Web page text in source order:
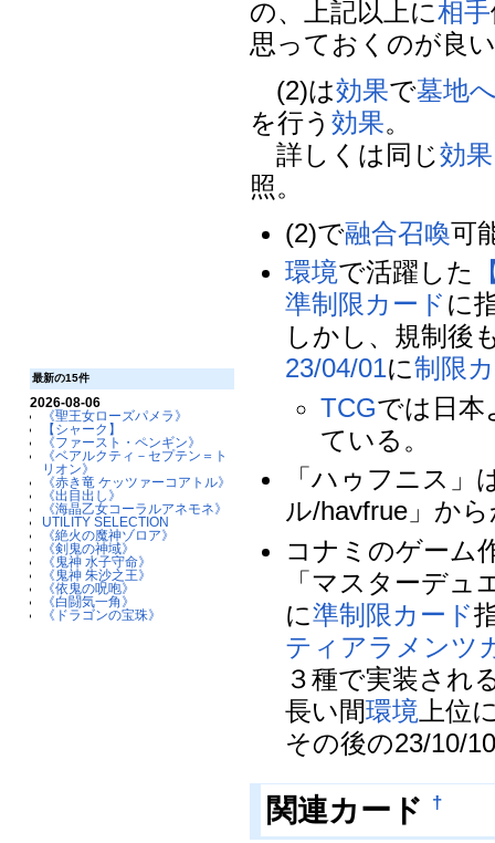
最新の15件
2026-08-06
《聖王女ローズパメラ》
【シャーク】
《ファースト・ペンギン》
《ベアルクティ－セプテン＝ト
リオン》
《赤き竜 ケッツァーコアトル》
《出目出し》
《海晶乙女コーラルアネモネ》
UTILITY SELECTION
《絶火の魔神ゾロア》
《剣鬼の神域》
《鬼神 水子守命》
《鬼神 朱沙之王》
《依鬼の呪咆》
《白闘気一角》
《ドラゴンの宝珠》
の、上記以上に相手
思っておくのが良
(2)は効果で墓地
を行う効果。
詳しくは同じ効果
照。
(2)で融合召喚可
環境で活躍した
準制限カード に
しかし、規制後
23/04/01に制限
TCGでは日本
ている。
「ハゥフニス
ル/havfrue」か
コナミのゲーム
「マスターデュ
に準制限カード
ティアラメンツ
３種で実装され
長い間環境 上位
その後の23/10/
関連カード †